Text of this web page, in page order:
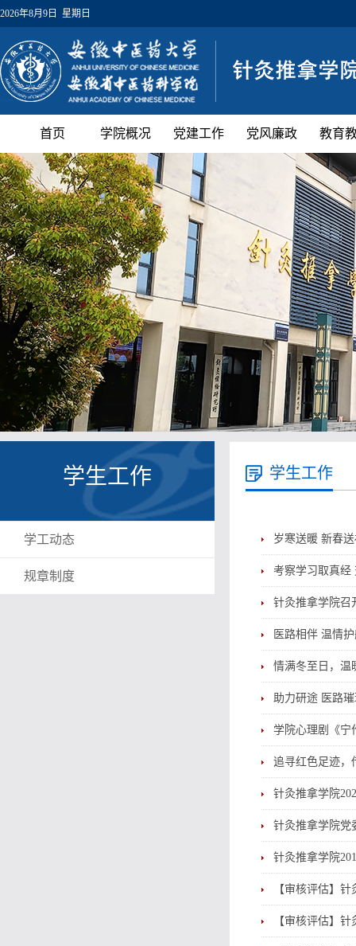
2026年8月9日 星期日
首页 学院概况 党建工作 党风廉政 教育
学生工作
学工动态
规章制度
学生工作
岁寒送暖 新春
考察学习取真经
针灸推拿学院召
医路相伴 温情
情满冬至日，温
助力研途 医路
学院心理剧《宁
追寻红色足迹
针灸推拿学院
针灸推拿学院党
针灸推拿学院
【审核评估】
【审核评估】